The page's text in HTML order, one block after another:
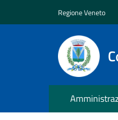
Regione Veneto